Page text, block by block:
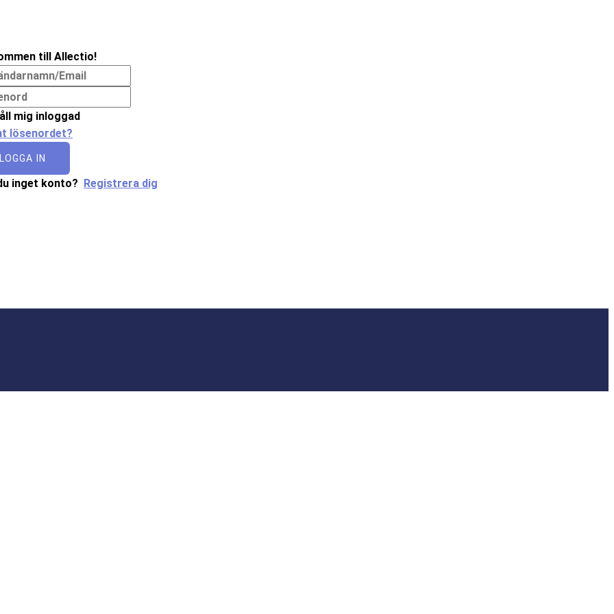
till Allectio!
mig inloggad
lösenordet?
LOGGA IN
inget konto? Registrera dig